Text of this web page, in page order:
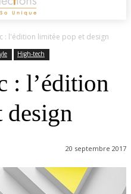
: l'édition limitée pop et design
High-tech
: l’édition
20 septembre 2017